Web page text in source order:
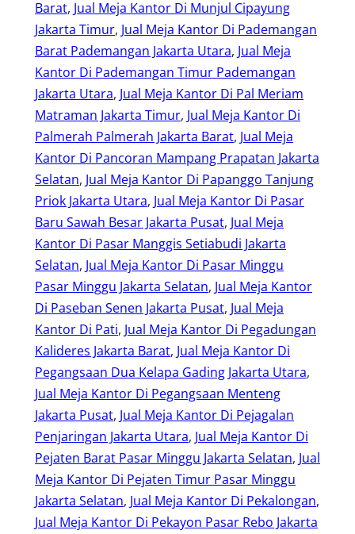
Barat, Jual Meja Kantor Di Munjul Cipayung
Jakarta Timur, Jual Meja Kantor Di Pademangan
Barat Pademangan Jakarta Utara, Jual Meja
Kantor Di Pademangan Timur Pademangan
Jakarta Utara, Jual Meja Kantor Di Pal Meriam
Matraman Jakarta Timur, Jual Meja Kantor Di
Palmerah Palmerah Jakarta Barat, Jual Meja
Kantor Di Pancoran Mampang Prapatan Jakarta
Selatan, Jual Meja Kantor Di Papanggo Tanjung
Priok Jakarta Utara, Jual Meja Kantor Di Pasar
Baru Sawah Besar Jakarta Pusat, Jual Meja
Kantor Di Pasar Manggis Setiabudi Jakarta
Selatan, Jual Meja Kantor Di Pasar Minggu
Pasar Minggu Jakarta Selatan, Jual Meja Kantor
Di Paseban Senen Jakarta Pusat, Jual Meja
Kantor Di Pati, Jual Meja Kantor Di Pegadungan
Kalideres Jakarta Barat, Jual Meja Kantor Di
Pegangsaan Dua Kelapa Gading Jakarta Utara
Jual Meja Kantor Di Pegangsaan Menteng
Jakarta Pusat, Jual Meja Kantor Di Pejagalan
Penjaringan Jakarta Utara, Jual Meja Kantor Di
Pejaten Barat Pasar Minggu Jakarta Selatan, Jual
Meja Kantor Di Pejaten Timur Pasar Minggu
Jakarta Selatan, Jual Meja Kantor Di Pekalongan
Jual Meja Kantor Di Pekayon Pasar Rebo Jakarta